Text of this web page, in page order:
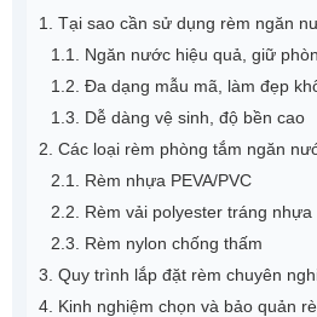
1. Tại sao cần sử dụng rèm ngăn
1.1. Ngăn nước hiệu quả, giữ
1.2. Đa dạng mẫu mã, làm đẹp
1.3. Dễ dàng vệ sinh, độ bền cao
2. Các loại rèm phòng tắm ngăn
2.1. Rèm nhựa PEVA/PVC
2.2. Rèm vải polyester tráng nhựa
2.3. Rèm nylon chống thấm
3. Quy trình lắp đặt rèm chuyên
4. Kinh nghiệm chọn và bảo quản